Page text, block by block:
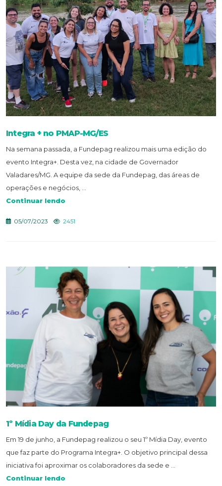
Integra + no PMAP-MG/ES
Na semana passada, a Fundepag realizou mais uma edição do
evento Integra+. Desta vez, na cidade de Governador
Valadares/MG. A equipe da sede da Fundepag, das áreas de
operações e negócios, ...
Continuar lendo
05/07/2023 2451
1º Mídia Day da Fundepag
Em 19 de junho, a Fundepag realizou o seu 1º Mídia Day, evento
que faz parte do Programa Integra+. O objetivo principal dessa
iniciativa foi aproximar os colaboradores da sede e ...
Continuar lendo